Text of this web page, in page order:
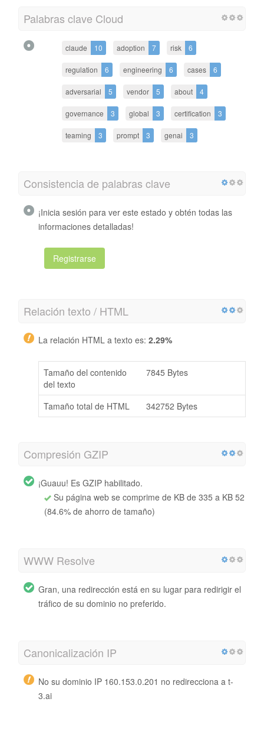
Palabras clave Cloud
claude 10 adoption 7 risk 6
regulation 6 engineering 6 cases 6
adversarial 5 vendor 5 about 4
governance 3 global 3 certification 3
teaming 3 prompt 3 genai 3
Consistencia de palabras clave
¡Inicia sesión para ver este estado y obtén todas las
informaciones detalladas!
Registrarse
Relación texto / HTML
La relación HTML a texto es: 2.29%
Tamaño del contenido
del texto
7845 Bytes
Tamaño total de HTML 342752 Bytes
Compresión GZIP
¡Guauu! Es GZIP habilitado.
Su página web se comprime de KB de 335 a KB 52
(84.6% de ahorro de tamaño)
WWW Resolve
Gran, una redirección está en su lugar para redirigir el
tráfico de su dominio no preferido.
Canonicalización IP
No su dominio IP 160.153.0.201 no redirecciona a t-
3.ai